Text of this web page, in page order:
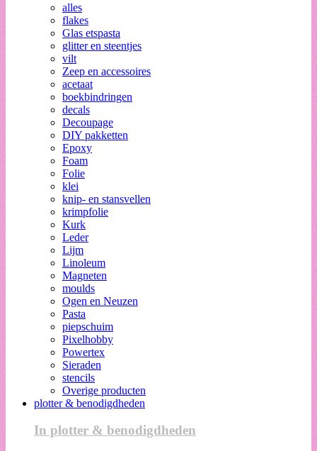
alles
flakes
Glas etspasta
glitter en steentjes
vilt
Zeep en accessoires
acetaat
boekbindringen
decals
Decoupage
DIY pakketten
Epoxy
Foam
Folie
klei
knip- en stansvellen
krimpfolie
Kurk
Leder
Lijm
Linoleum
Magneten
moulds
Ogen en Neuzen
Pasta
piepschuim
Pixelhobby
Powertex
Sieraden
stencils
Overige producten
plotter & benodigdheden
In plotter & benodigdheden